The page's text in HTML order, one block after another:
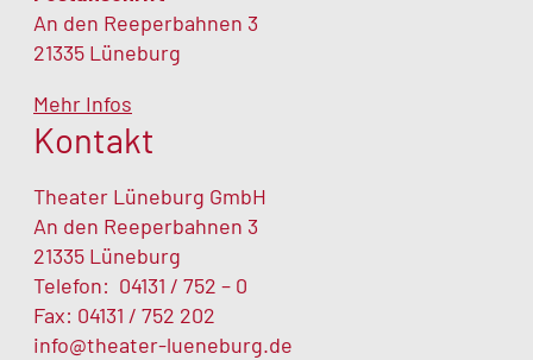
An den Reeperbahnen 3
21335 Lüneburg
Mehr Infos
Kontakt
Theater Lüneburg GmbH
An den Reeperbahnen 3
21335 Lüneburg
Telefon: 04131 / 752 – 0
Fax: 04131 / 752 202
info@theater-lueneburg.de